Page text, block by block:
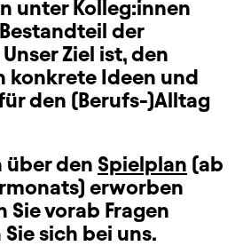
unter Kolleg:innen
der
Ziel ist, den
konkrete Ideen und
den (Berufs-)Alltag
über den Spielplan (ab
erworben
Sie vorab Fragen
sich bei uns.